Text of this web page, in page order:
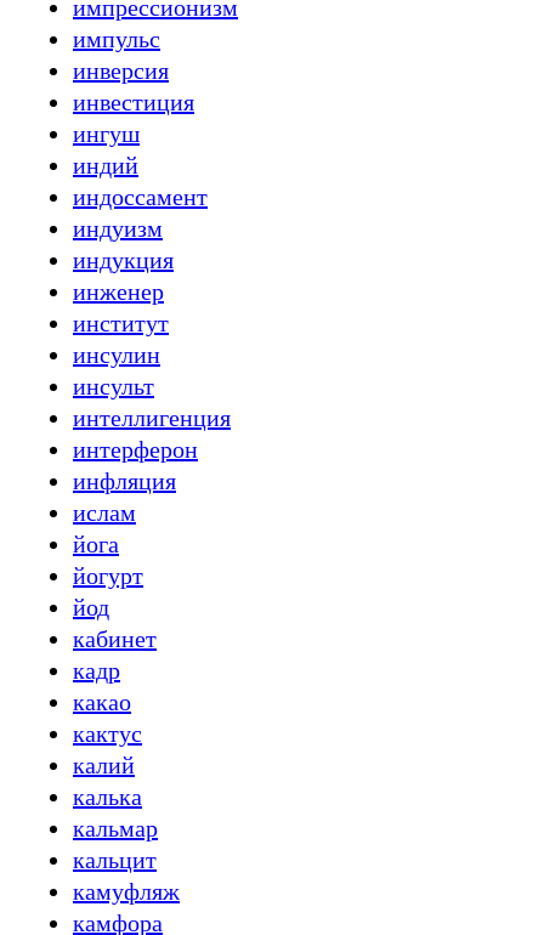
импрессионизм
импульс
инверсия
инвестиция
ингуш
индий
индоссамент
индуизм
индукция
инженер
институт
инсулин
инсульт
интеллигенция
интерферон
инфляция
ислам
йога
йогурт
йод
кабинет
кадр
какао
кактус
калий
калька
кальмар
кальцит
камуфляж
камфора